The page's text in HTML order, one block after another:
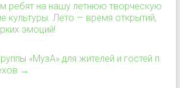
ребят на нашу летнюю творческую
культуры. Лето — время открытий,
эмоций!
«МузА» для жителей и гостей п.
→